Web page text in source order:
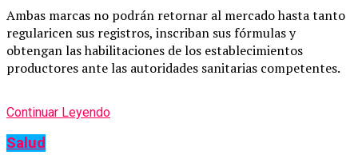
Ambas marcas no podrán retornar al mercado hasta tanto
regularicen sus registros, inscriban sus fórmulas y
obtengan las habilitaciones de los establecimientos
productores ante las autoridades sanitarias competentes.
Continuar Leyendo
Salud